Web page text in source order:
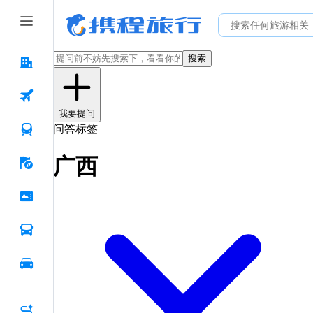
搜索
我要提问
问答标签
广西